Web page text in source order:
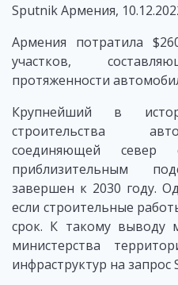
Sputnik Армения,
Армения потратила
участков,
протяженности
Крупнейший в
строительства
соединяющей
приблизительным
завершен к 2030 году.
если строительные
срок. К такому выводу
министерства
инфраструктур на